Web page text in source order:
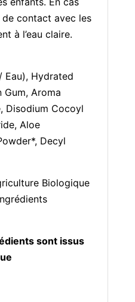
de contact avec les
à l’eau claire.
Eau), Hydrated
Gum, Aroma
Disodium Cocoyl
Aloe
Decyl
Biologique
sont issus